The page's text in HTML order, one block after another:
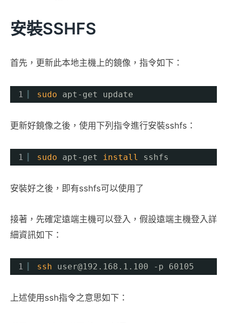
安裝SSHFS
首先，更新此本地主機上的鏡像，指令如下：
1 sudo apt-get update
更新好鏡像之後，使用下列指令進行安裝sshfs：
1 sudo apt-get install sshfs
安裝好之後，即有sshfs可以使用了
接著，先確定遠端主機可以登入，假設遠端主機登入詳
細資訊如下：
1 ssh user@192.168.1.100 -p 60105
上述使用ssh指令之意思如下：